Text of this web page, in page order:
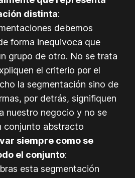
distinta:
debemos
forma inequivoca que
grupo de otro. No se trata
el criterio por el
la segmentación sino de
por detrás, signifiquen
nuestro negocio y no se
conjunto abstracto
siempre como se
el conjunto:
esta segmentación